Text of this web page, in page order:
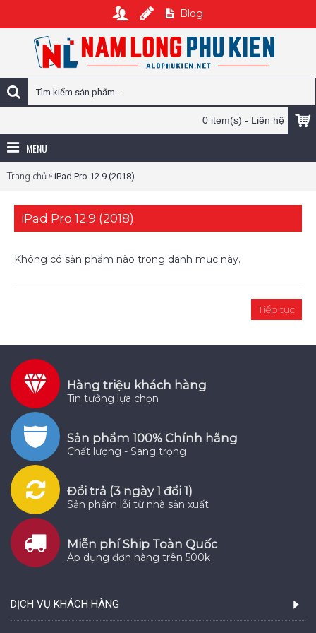
Blog
0 item(s) - Liên hệ
MENU
Trang chủ» iPad Pro 12.9 (2018)
iPad Pro 12.9 (2018)
Không có sản phẩm nào trong danh mục này.
Tiếp tục
Hàng triệu khách hàng
Tin tưởng lựa chọn
Sản phẩm 100% Chính hãng
Chất lượng - Sang trọng
Đổi trả (3 ngày 1 đổi 1)
Sản phẩm lỗi từ nhà sản xuất
Miễn phí Ship Toàn Quốc
Áp dụng đơn hàng trên 500k
DỊCH VỤ KHÁCH HÀNG